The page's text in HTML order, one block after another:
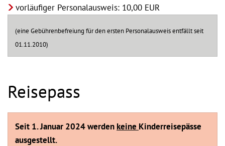
vorläufiger Personalausweis: 10,00 EUR
(eine Gebührenbefreiung für den ersten Personalausweis entfällt seit
01.11.2010)
Reisepass
Seit 1. Januar 2024 werden keine Kinderreisepässe
ausgestellt.